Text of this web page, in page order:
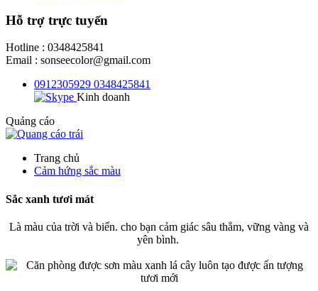
Hỗ trợ trực tuyến
Hotline : 0348425841
Email : sonseecolor@gmail.com
0912305929 0348425841
Kinh doanh
Quảng cáo
Trang chủ
Cảm hứng sắc màu
Sắc xanh tươi mát
Là màu của trời và biển. cho bạn cảm giác sâu thẳm, vững vàng và
yên bình.